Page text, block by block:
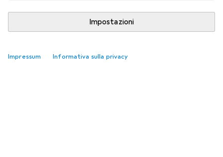
Impostazioni
Impressum Informativa sulla privacy